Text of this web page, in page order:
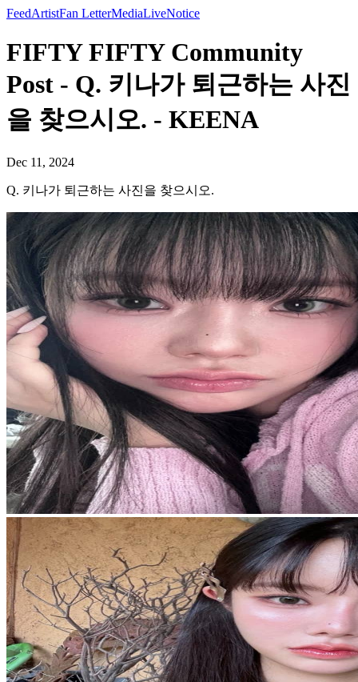
FeedArtistFan LetterMediaLiveNotice
FIFTY FIFTY Community
Post - Q. 키나가 퇴근하는 사진
을 찾으시오. - KEENA
Dec 11, 2024
Q. 키나가 퇴근하는 사진을 찾으시오.